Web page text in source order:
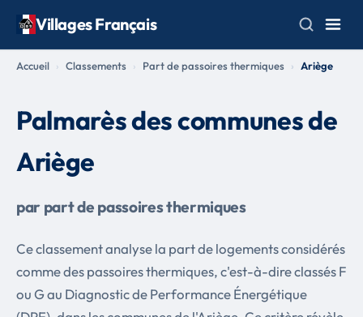
Villages Français
Accueil Classements Part de passoires thermiques Ariège
Palmarès des communes de
Ariège
par part de passoires thermiques
Ce classement analyse la part de logements considérés
comme des passoires thermiques, c'est-à-dire classés F
ou G au Diagnostic de Performance Énergétique